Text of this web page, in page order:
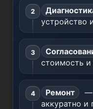
устройство
стоимость и
Ремонт
—
аккуратно и